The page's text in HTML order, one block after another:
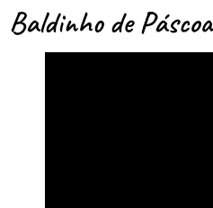
Baldinho de Páscoa